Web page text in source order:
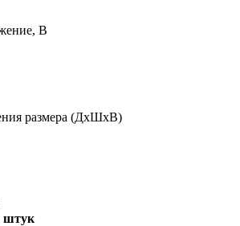
В
размера (ДхШхВ)
штук